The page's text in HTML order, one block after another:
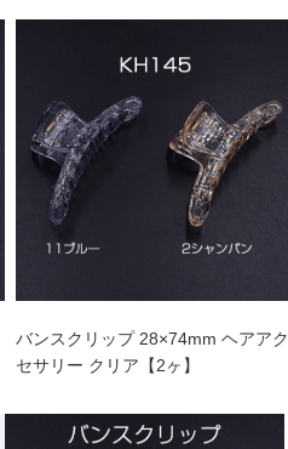
バンスクリップ 28×74mm ヘアアク
セサリー クリア【2ヶ】